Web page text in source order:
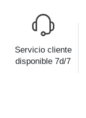
Servicio cliente
disponible 7d/7